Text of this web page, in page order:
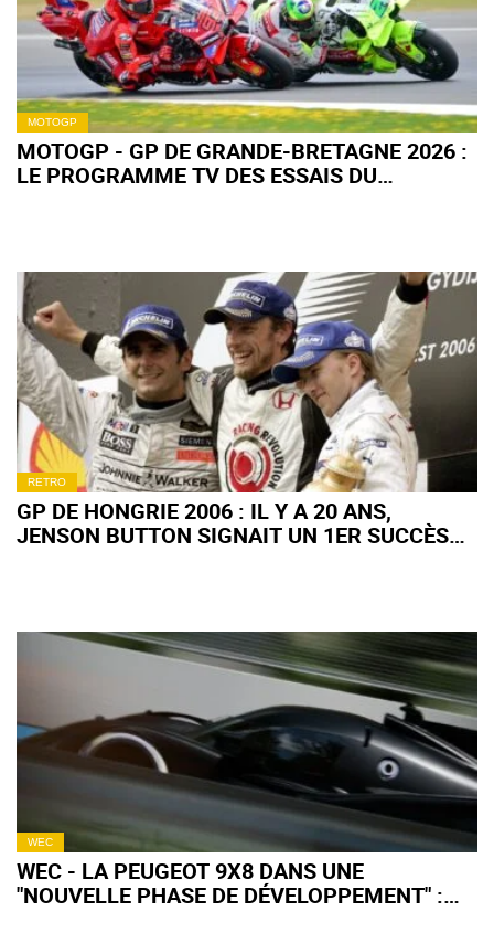
MOTOGP
MOTOGP - GP DE GRANDE-BRETAGNE 2026 :
LE PROGRAMME TV DES ESSAIS DU
RETRO
GP DE HONGRIE 2006 : IL Y A 20 ANS,
JENSON BUTTON SIGNAIT UN 1ER SUCCÈS
WEC
WEC - LA PEUGEOT 9X8 DANS UNE
"NOUVELLE PHASE DE DÉVELOPPEMENT" :